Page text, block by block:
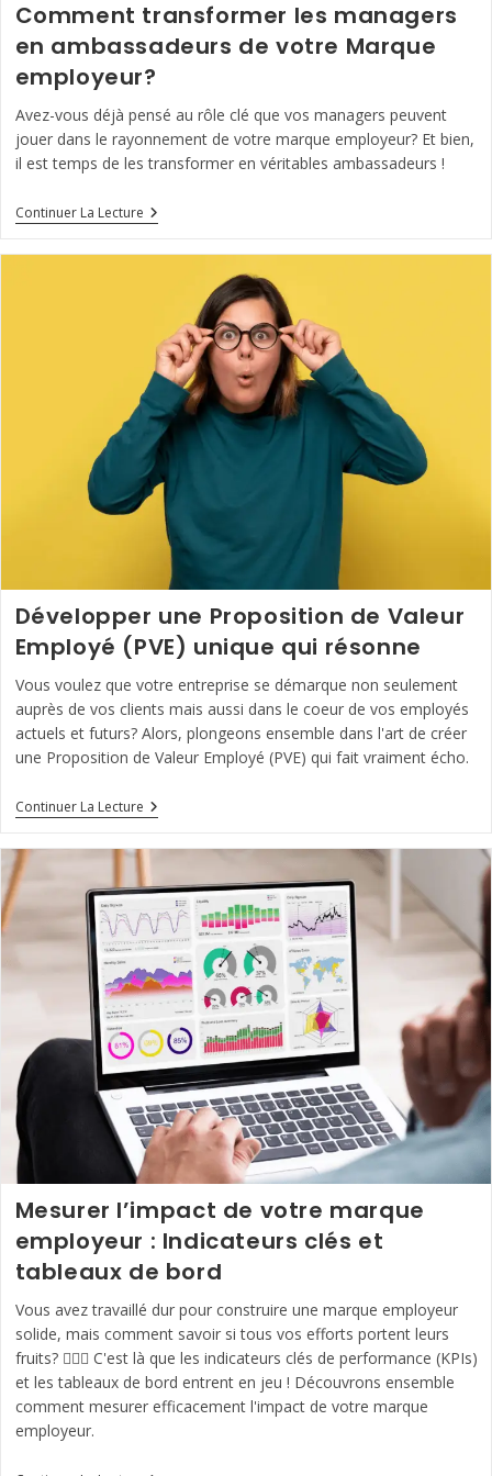
Comment transformer les managers
en ambassadeurs de votre Marque
employeur?
Avez-vous déjà pensé au rôle clé que vos managers peuvent
jouer dans le rayonnement de votre marque employeur? Et bien,
il est temps de les transformer en véritables ambassadeurs !
Continuer La LectureComment
Transformer
Ambassadeurs
Votre
Marque
Employeur?
Développer une Proposition de Valeur
Employé (PVE) unique qui résonne
Vous voulez que votre entreprise se démarque non seulement
auprès de vos clients mais aussi dans le coeur de vos employés
actuels et futurs? Alors, plongeons ensemble dans l'art de créer
une Proposition de Valeur Employé (PVE) qui fait vraiment écho.
Continuer La LectureDévelopper
Une
Valeur
Employé
(PVE)
Unique
Qui
Résonne
Mesurer l’impact de votre marque
employeur : Indicateurs clés et
tableaux de bord
Vous avez travaillé dur pour construire une marque employeur
solide, mais comment savoir si tous vos efforts portent leurs
fruits? 🤷🏻‍♀️ C'est là que les indicateurs clés de performance (KPIs)
et les tableaux de bord entrent en jeu ! Découvrons ensemble
comment mesurer efficacement l'impact de votre marque
employeur.